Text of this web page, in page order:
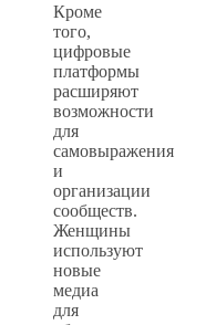
Кроме
того,
цифровые
платформы
расширяют
возможности
для
самовыражения
и
организации
сообществ.
Женщины
используют
новые
медиа
для